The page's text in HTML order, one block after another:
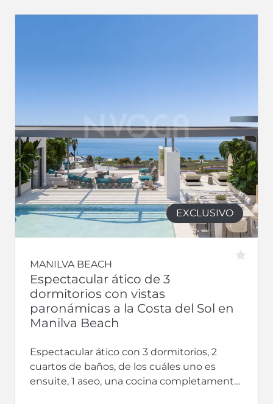
EXCLUSIVO
MANILVA BEACH
Espectacular ático de 3
dormitorios con vistas
paronámicas a la Costa del Sol en
Manilva Beach
Espectacular ático con 3 dormitorios, 2
cuartos de baños, de los cuáles uno es
ensuite, 1 aseo, una cocina completamente